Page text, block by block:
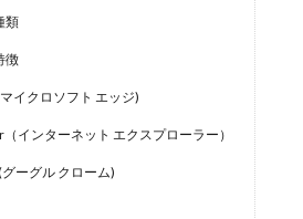
類
徴
イクロソフト エッジ)
インターネット エクスプローラー）
ーグル クローム)